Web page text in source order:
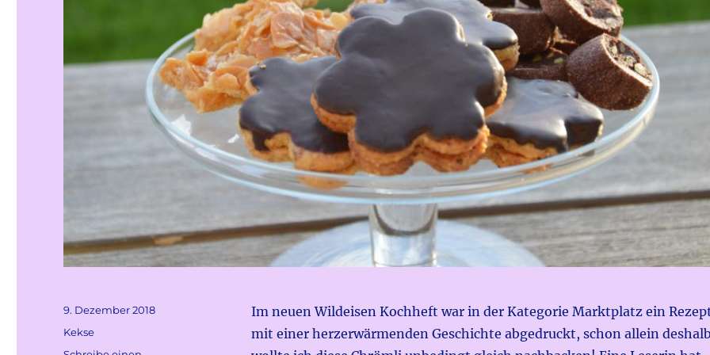
Im neuen Wildeisen Kochheft war in der Kategorie Marktplatz ein
mit einer herzerwärmenden Geschichte abgedruckt, schon allein
Veröffentlicht
am
9. Dezember 2018
Kategorien
Kekse